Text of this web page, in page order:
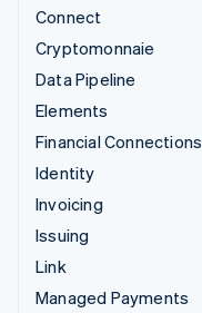
Connect
Cryptomonnaie
Data Pipeline
Elements
Financial Connections
Identity
Invoicing
Issuing
Link
Managed Payments